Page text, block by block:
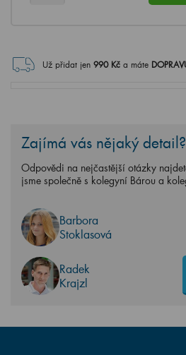
Už přidat jen 990Kč a máte
Zajímá vás nějaký detail?
Odpovědi na nejčastější otázky
jsme společně s kolegyní Bárou a
Barbora
Stoklasová
Radek
Krajzl